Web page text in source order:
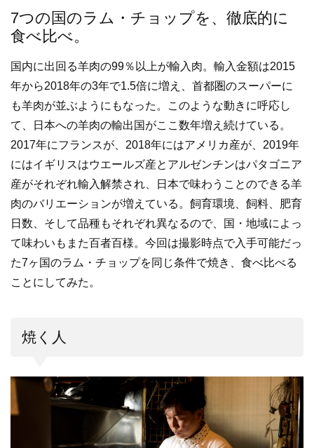
7つの国のラム・チョップを、徹底的に
食べ比べ。
国内に出回る羊肉の99％以上が輸入肉。輸入金額は2015
年から2018年の3年で1.5倍に増え、首都圏のスーパーに
も羊肉が並ぶようにもなった。このような動きに呼応し
て、日本への羊肉の輸出国がここ数年増え続けている。
2017年にフランスが、2018年にはアメリカ産が、2019年
にはイギリスはウエールズ産とアルゼンチンはパタゴニア
産がそれぞれ輸入解禁され、日本で味わうことのできる羊
肉のバリエーションが増えている。飼育環境、飼料、肥育
日数、そして品種もそれぞれ異なるので、国・地域によっ
て味わいもまた百者百様。今回は撮影時点で入手可能だっ
た7ヶ国のラム・チョップを同じ条件で焼き、食べ比べる
ことにしてみた。
焼く人